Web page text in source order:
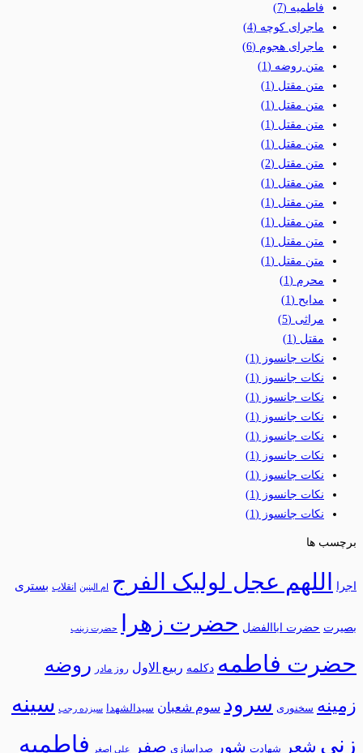
فاطمیه (7)
ماجرای کوچه (4)
ماجرای هجوم (6)
متن روضه (1)
متن مقتل (1)
متن مقتل (1)
متن مقتل (1)
متن مقتل (1)
متن مقتل (2)
متن مقتل (1)
متن مقتل (1)
متن مقتل (1)
متن مقتل (1)
متن مقتل (1)
محرم (1)
مدایح (1)
مراثی (5)
مقتل (1)
نکات جانسوز (1)
نکات جانسوز (1)
نکات جانسوز (1)
نکات جانسوز (1)
نکات جانسوز (1)
نکات جانسوز (1)
نکات جانسوز (1)
نکات جانسوز (1)
نکات جانسوز (1)
برچسب ها
اجرا اللهم عجل لولیک الفرج ام البنین انقلاب بستری
بصیرت حضرت اباالفضل حضرت زهرا حضرت زینب
حضرت فاطمه دکلمه ربیع الاول روز مادر روضه
زمینه سخنوری سرود سوم شعبان سیدالشهدا سیزده رجب سینه
زنی شعر شهادت شور صداسازی صفر علی اصغر فاطمیه